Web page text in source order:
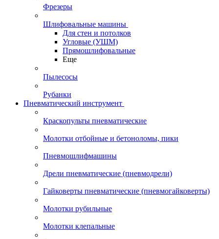
Фрезеры
Шлифовальные машины
Для стен и потолков
Угловые (УШМ)
Прямошлифовальные
Еще
Пылесосы
Рубанки
Пневматический инструмент
Краскопульты пневматические
Молотки отбойные и бетоноломы, пики
Пневмошлифмашины
Дрели пневматические (пневмодрели)
Гайковерты пневматические (пневмогайковерты)
Молотки рубильные
Молотки клепальные